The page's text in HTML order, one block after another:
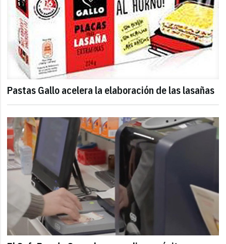
Pastas Gallo acelera la elaboración de las lasañas